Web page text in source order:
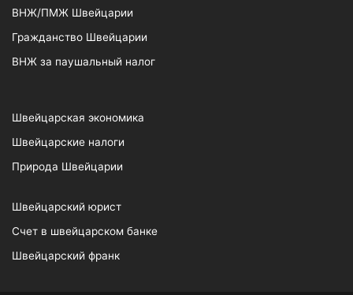
ВНЖ/ПМЖ Швейцарии
Гражданство Швейцарии
ВНЖ за паушальный налог
Швейцарская экономика
Швейцарские налоги
Природа Швейцарии
Швейцарский юрист
Счет в швейцарском банке
Швейцарский франк